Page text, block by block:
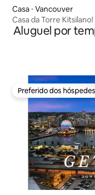
Casa ⋅ Vancouver
Casa da Torre
Aluguel por
Preferido dos hóspedes
Preferido dos hóspedes